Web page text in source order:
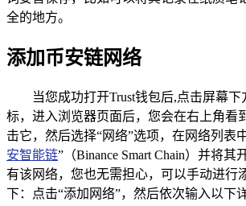
全的地方。
添加币安链网络
当您成功打开Trust钱包后,点击屏幕下
标，进入浏览器页面后，您会在右上角看
击它，然后选择“网络”选项，在网络列表
安智能链”（Binance Smart Chain）并将
有该网络，您也无需担心，可以手动进行
下：点击“添加网络”，然后依次输入以下